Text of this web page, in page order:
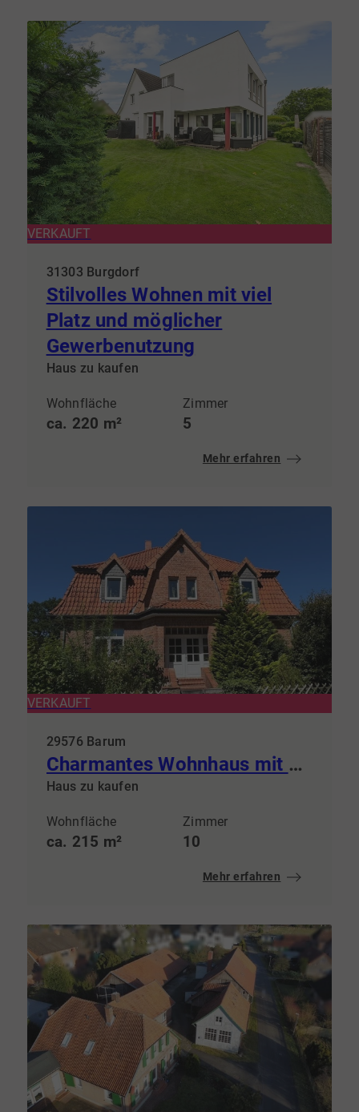
VERKAUFT
31303 Burgdorf
Stilvolles Wohnen mit viel
Platz und möglicher
Gewerbenutzung
Haus zu kaufen
Wohnfläche
ca. 220 m²
Zimmer
5
Mehr erfahren
VERKAUFT
29576 Barum
Charmantes Wohnhaus mit ca. 215m², großem Hof und vielseitigen Nebengebäuden
Haus zu kaufen
Wohnfläche
ca. 215 m²
Zimmer
10
Mehr erfahren